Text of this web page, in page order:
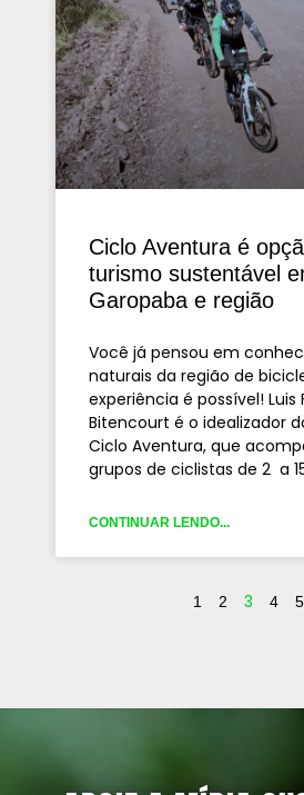
Ciclo Aventura é
turismo sustentável
Garopaba e região
Você já pensou em
naturais da região de
experiência é possível! Luis
Bitencourt é o idealizador
Ciclo Aventura, que
grupos de ciclistas de 2 a
CONTINUAR LENDO...
1 2 3 4 5